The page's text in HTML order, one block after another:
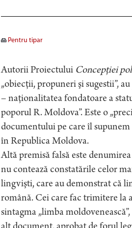
Pentru tipar
Autorii Proiectului Concepţiei
„obiecţii, propuneri şi sugestii”,
– naţionalitatea fondatoare a
poporul R. Moldova”. Este o
documentului pe care îl
în Republica Moldova.
Altă premisă falsă este
nu contează constatările celor
lingvişti, care au demonstrat că
română. Cei care fac trimitere la
sintagma „limba